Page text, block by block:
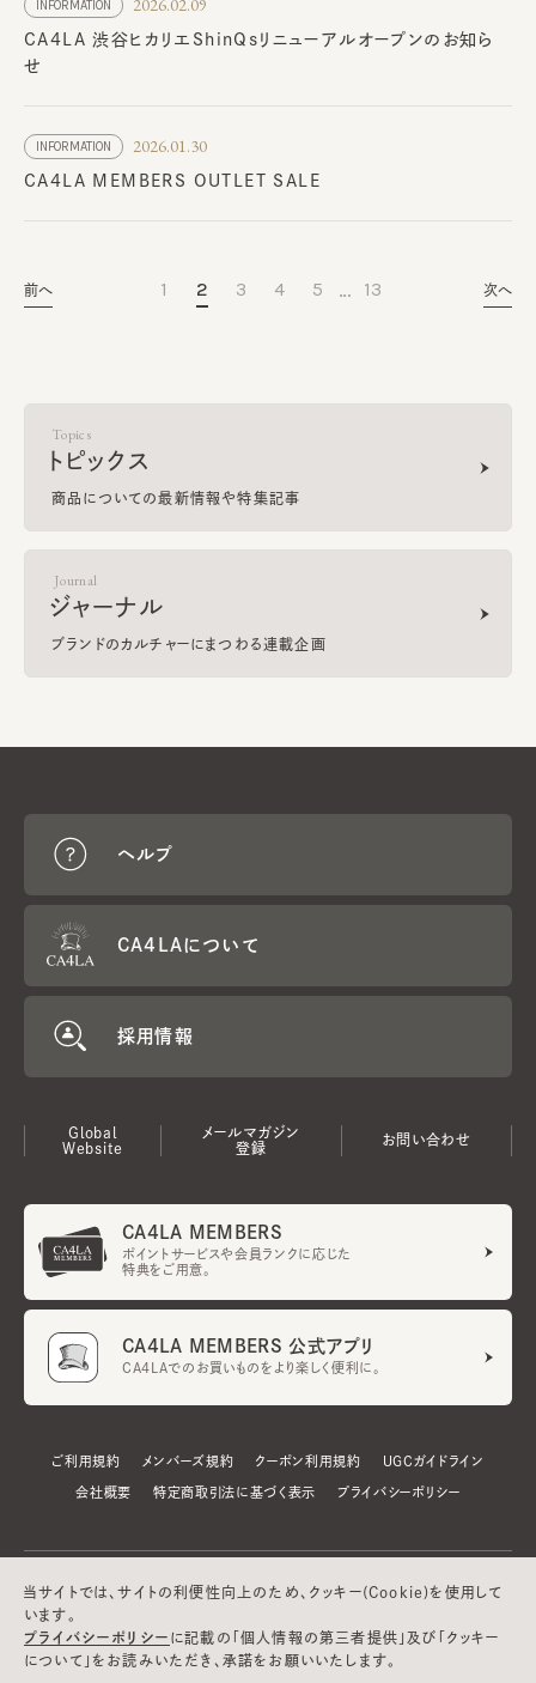
INFORMATION 2026.02.09
CA4LA 渋谷ヒカリエShinQsリニューアルオープンのお知ら
せ
INFORMATION 2026.01.30
CA4LA MEMBERS OUTLET SALE
前へ 1 2 3 4 5 … 13 次へ
Topics
トピックス
商品についての最新情報や特集記事
Journal
ジャーナル
ブランドのカルチャーにまつわる連載企画
ヘルプ
CA4LAについて
採用情報
Global
Website
メールマガジン
登録
お問い合わせ
CA4LA MEMBERS
ポイントサービスや会員ランクに応じた
特典をご用意。
CA4LA MEMBERS 公式アプリ
CA4LAでのお買いものをより楽しく便利に。
ご利用規約 メンバーズ規約 クーポン利用規約 UGCガイドライン
会社概要 特定商取引法に基づく表示 プライバシーポリシー
当サイトでは、サイトの利便性向上のため、クッキー(Cookie)を使用して
います。
プライバシーポリシー に記載の「個人情報の第三者提供」及び「クッキー
について」をお読みいただき、承諾をお願いいたします。